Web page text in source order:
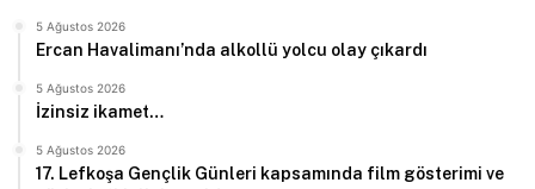
5 Ağustos 2026
Ercan Havalimanı’nda alkollü yolcu olay çıkardı
5 Ağustos 2026
İzinsiz ikamet…
5 Ağustos 2026
17. Lefkoşa Gençlik Günleri kapsamında film gösterimi ve